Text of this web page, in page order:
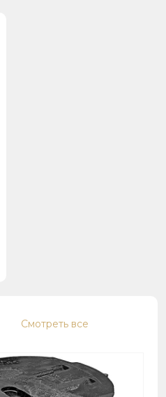
Смотреть все